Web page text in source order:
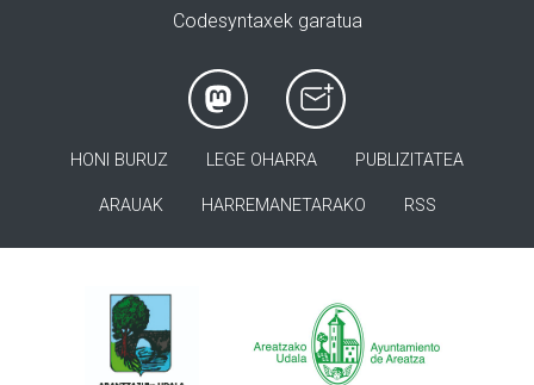
Codesyntaxek garatua
HONI BURUZ LEGE OHARRA PUBLIZITATEA
ARAUAK HARREMANETARAKO RSS